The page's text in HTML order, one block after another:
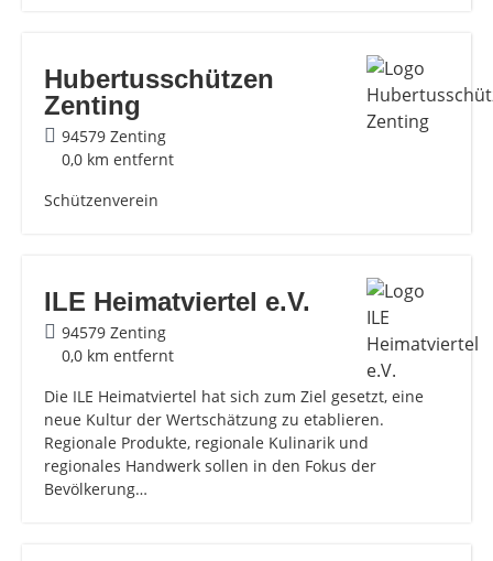
Hubertusschützen
Zenting
94579 Zenting
0,0 km entfernt
Schützenverein
ILE Heimatviertel e.V.
94579 Zenting
0,0 km entfernt
Die ILE Heimatviertel hat sich zum Ziel gesetzt, eine
neue Kultur der Wertschätzung zu etablieren.
Regionale Produkte, regionale Kulinarik und
regionales Handwerk sollen in den Fokus der
Bevölkerung…